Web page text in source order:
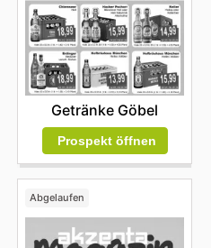
Getränke Göbel
Prospekt öffnen
Abgelaufen